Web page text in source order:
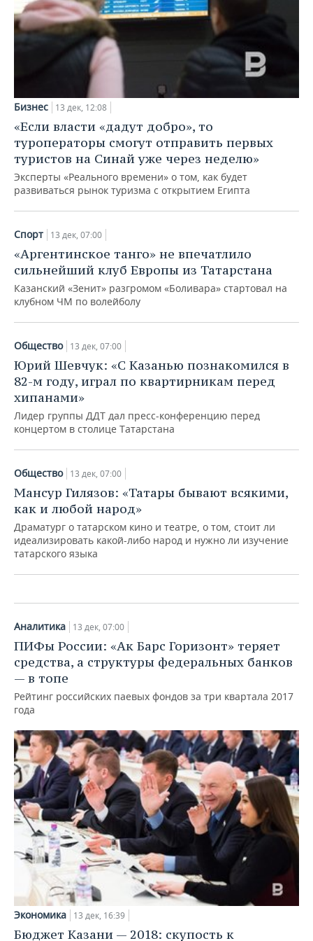
ХОККЕЙ С МЯЧОМ
ПРОИСШЕСТВИЯ
Бизнес 13 дек, 12:08
«Если власти «дадут добро», то
туроператоры смогут отправить первых
туристов на Синай уже через неделю»
Эксперты «Реального времени» о том, как будет
развиваться рынок туризма с открытием Египта
Спорт 13 дек, 07:00
«Аргентинское танго» не впечатлило
сильнейший клуб Европы из Татарстана
Казанский «Зенит» разгромом «Боливара» стартовал на
клубном ЧМ по волейболу
Общество 13 дек, 07:00
Юрий Шевчук: «С Казанью познакомился в
82-м году, играл по квартирникам перед
хипанами»
Лидер группы ДДТ дал пресс-конференцию перед
концертом в столице Татарстана
Общество 13 дек, 07:00
Мансур Гилязов: «Татары бывают всякими,
как и любой народ»
Драматург о татарском кино и театре, о том, стоит ли
идеализировать какой-либо народ и нужно ли изучение
татарского языка
Общество
«Зеленая папка» Минниханова:
угодья Верхнеуслонского района
управляются по сказочным законам
13 дек, 07:00
Аналитика 13 дек, 07:00
ПИФы России: «Ак Барс Горизонт» теряет
средства, а структуры федеральных банков
— в топе
Рейтинг российских паевых фондов за три квартала 2017
года
Экономика 13 дек, 16:39
Бюджет Казани — 2018: скупость к